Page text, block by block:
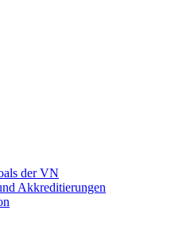
der VN
Akkreditierungen